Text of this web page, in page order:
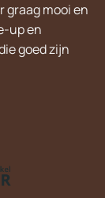
graag mooi en
up en
goed zijn